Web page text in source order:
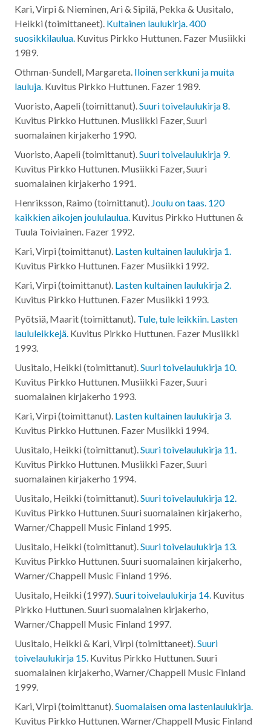
Kari, Virpi & Nieminen, Ari & Sipilä, Pekka & Uusitalo,
Heikki (toimittaneet). Kultainen laulukirja. 400
suosikkilaulua. Kuvitus Pirkko Huttunen. Fazer Musiikki
1989.
Othman-Sundell, Margareta. Iloinen serkkuni ja muita
lauluja. Kuvitus Pirkko Huttunen. Fazer 1989.
Vuoristo, Aapeli (toimittanut).Suuri toivelaulukirja 8.
Kuvitus Pirkko Huttunen. Musiikki Fazer, Suuri
suomalainen kirjakerho 1990.
Vuoristo, Aapeli (toimittanut).Suuri toivelaulukirja 9.
Kuvitus Pirkko Huttunen. Musiikki Fazer, Suuri
suomalainen kirjakerho 1991.
Henriksson, Raimo (toimittanut). Joulu on taas. 120
kaikkien aikojen joululaulua. Kuvitus Pirkko Huttunen &
Tuula Toiviainen. Fazer 1992.
Kari, Virpi (toimittanut). Lasten kultainen laulukirja 1.
Kuvitus Pirkko Huttunen. Fazer Musiikki 1992.
Kari, Virpi (toimittanut). Lasten kultainen laulukirja 2.
Kuvitus Pirkko Huttunen. Fazer Musiikki 1993.
Pyötsiä, Maarit (toimittanut). Tule, tule leikkiin. Lasten
laululeikkejä. Kuvitus Pirkko Huttunen. Fazer Musiikki
1993.
Uusitalo, Heikki (toimittanut).Suuri toivelaulukirja 10.
Kuvitus Pirkko Huttunen. Musiikki Fazer, Suuri
suomalainen kirjakerho 1993.
Kari, Virpi (toimittanut). Lasten kultainen laulukirja 3.
Kuvitus Pirkko Huttunen. Fazer Musiikki 1994.
Uusitalo, Heikki (toimittanut).Suuri toivelaulukirja 11.
Kuvitus Pirkko Huttunen. Musiikki Fazer, Suuri
suomalainen kirjakerho 1994.
Uusitalo, Heikki (toimittanut).Suuri toivelaulukirja 12.
Kuvitus Pirkko Huttunen. Suuri suomalainen kirjakerho,
Warner/Chappell Music Finland 1995.
Uusitalo, Heikki (toimittanut).Suuri toivelaulukirja 13.
Kuvitus Pirkko Huttunen. Suuri suomalainen kirjakerho,
Warner/Chappell Music Finland 1996.
Uusitalo, Heikki (1997).Suuri toivelaulukirja 14. Kuvitus
Pirkko Huttunen. Suuri suomalainen kirjakerho,
Warner/Chappell Music Finland 1997.
Uusitalo, Heikki & Kari, Virpi (toimittaneet).Suuri
toivelaulukirja 15. Kuvitus Pirkko Huttunen. Suuri
suomalainen kirjakerho, Warner/Chappell Music Finland
1999.
Kari, Virpi (toimittanut).Suomalaisen oma lastenlaulukirja.
Kuvitus Pirkko Huttunen. Warner/Chappell Music Finland